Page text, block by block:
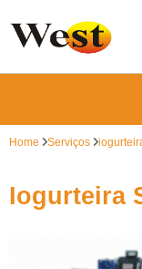
Home Serviços
Iogurteira